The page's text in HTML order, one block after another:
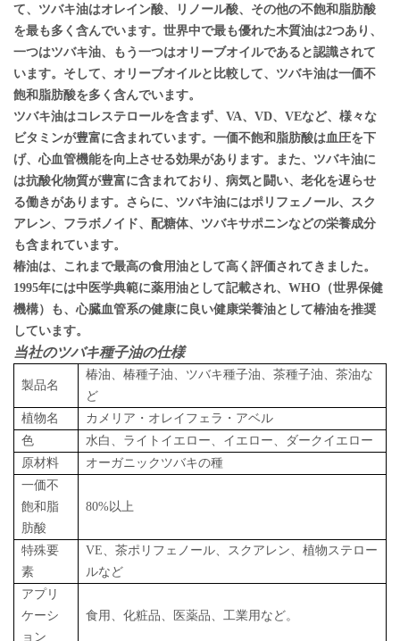
て、ツバキ油はオレイン酸、リノール酸、その他の不飽和脂肪酸
を最も多く含んでいます。世界中で最も優れた木質油は2つあり、
一つはツバキ油、もう一つはオリーブオイルであると認識されて
います。そして、オリーブオイルと比較して、ツバキ油は一価不
飽和脂肪酸を多く含んでいます。
ツバキ油はコレステロールを含まず、VA、VD、VEなど、様々な
ビタミンが豊富に含まれています。一価不飽和脂肪酸は血圧を下
げ、心血管機能を向上させる効果があります。また、ツバキ油に
は抗酸化物質が豊富に含まれており、病気と闘い、老化を遅らせ
る働きがあります。さらに、ツバキ油にはポリフェノール、スク
アレン、フラボノイド、配糖体、ツバキサポニンなどの栄養成分
も含まれています。
椿油は、これまで最高の食用油として高く評価されてきました。
1995年には中医学典範に薬用油として記載され、WHO（世界保健
機構）も、心臓血管系の健康に良い健康栄養油として椿油を推奨
しています。
当社のツバキ種子油の仕様
製品名
椿油、椿種子油、ツバキ種子油、茶種子油、茶油な
ど
植物名
カメリア・オレイフェラ・アベル
色
水白、ライトイエロー、イエロー、ダークイエロー
原材料
オーガニックツバキの種
一価不
飽和脂
肪酸
80%以上
特殊要
素
VE、茶ポリフェノール、スクアレン、植物ステロー
ルなど
アプリ
ケーシ
ョン
食用、化粧品、医薬品、工業用など。